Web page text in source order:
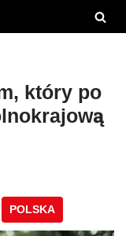
który po
POLSKA